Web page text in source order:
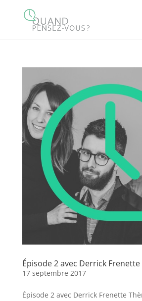
Épisode 2 avec Derrick Frenette
17 septembre 2017
Épisode 2 avec Derrick Frenette